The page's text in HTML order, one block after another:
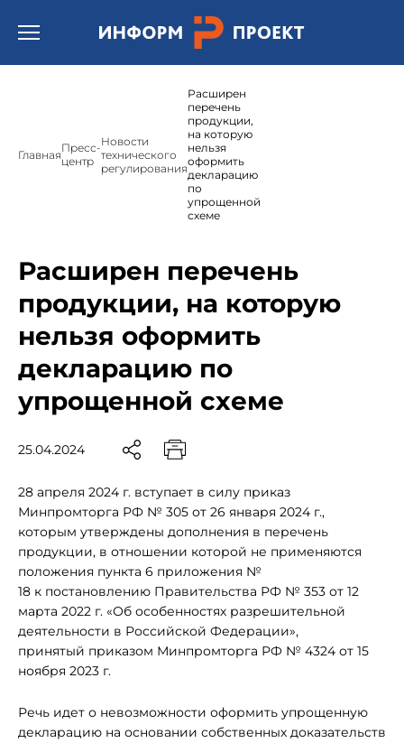
Открыть бургер меню.
ГлавнаяПресс-
центр
Новости
технического
регулирования
Расширен
перечень
продукции,
на которую
нельзя
оформить
декларацию
по
упрощенной
схеме
Расширен перечень
продукции, на которую
нельзя оформить
декларацию по
упрощенной схеме
25.04.2024
28 апреля 2024 г. вступает в силу приказ
Минпромторга РФ № 305 от 26 января 2024 г.,
которым утверждены дополнения в перечень
продукции, в отношении которой не применяются
положения пункта 6 приложения №
18 к постановлению Правительства РФ № 353 от 12
марта 2022 г. «Об особенностях разрешительной
деятельности в Российской Федерации»,
принятый приказом Минпромторга РФ № 4324 от 15
ноября 2023 г.
Речь идет о невозможности оформить упрощенную
декларацию на основании собственных доказательств